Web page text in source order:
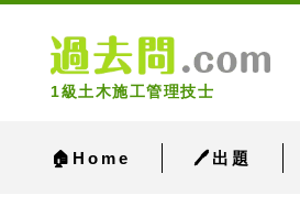
1級土木施工管理技士
🏠Home 🖊出題